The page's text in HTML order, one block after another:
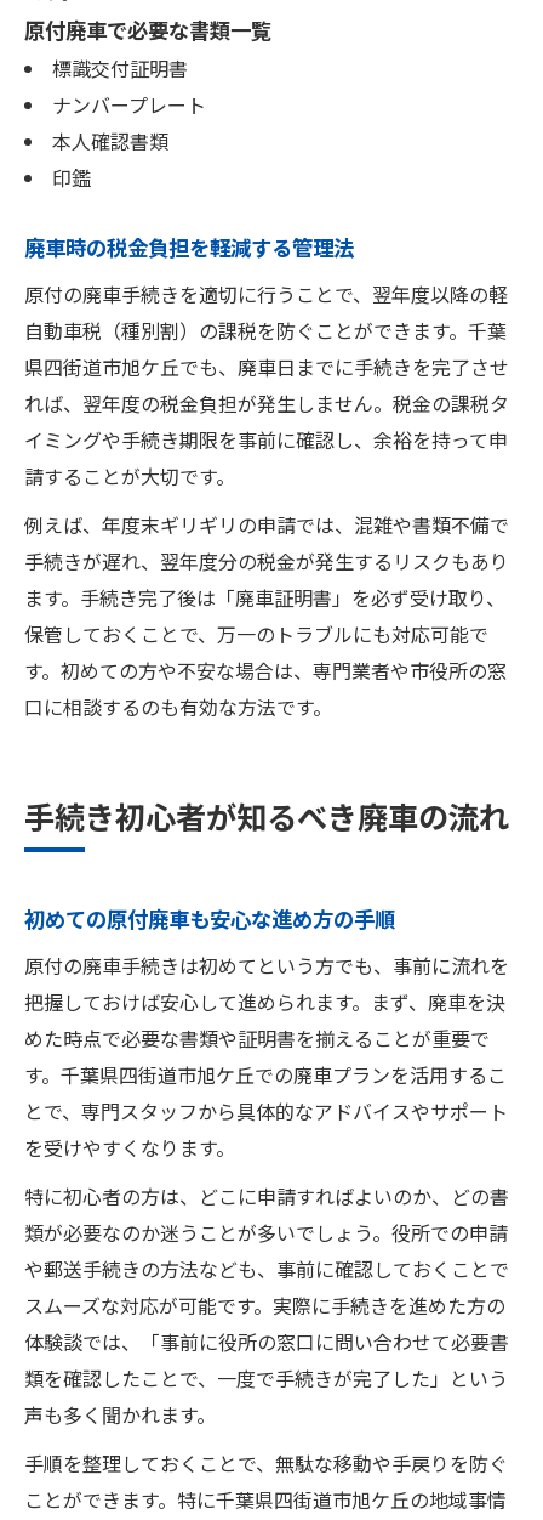
原付廃車で必要な書類一覧
標識交付証明書
ナンバープレート
本人確認書類
印鑑
廃車時の税金負担を軽減する管理法
原付の廃車手続きを適切に行うことで、翌年度以降の軽
自動車税（種別割）の課税を防ぐことができます。千葉
県四街道市旭ケ丘でも、廃車日までに手続きを完了させ
れば、翌年度の税金負担が発生しません。税金の課税タ
イミングや手続き期限を事前に確認し、余裕を持って申
請することが大切です。
例えば、年度末ギリギリの申請では、混雑や書類不備で
手続きが遅れ、翌年度分の税金が発生するリスクもあり
ます。手続き完了後は「廃車証明書」を必ず受け取り、
保管しておくことで、万一のトラブルにも対応可能で
す。初めての方や不安な場合は、専門業者や市役所の窓
口に相談するのも有効な方法です。
手続き初心者が知るべき廃車の流れ
初めての原付廃車も安心な進め方の手順
原付の廃車手続きは初めてという方でも、事前に流れを
把握しておけば安心して進められます。まず、廃車を決
めた時点で必要な書類や証明書を揃えることが重要で
す。千葉県四街道市旭ケ丘での廃車プランを活用するこ
とで、専門スタッフから具体的なアドバイスやサポート
を受けやすくなります。
特に初心者の方は、どこに申請すればよいのか、どの書
類が必要なのか迷うことが多いでしょう。役所での申請
や郵送手続きの方法なども、事前に確認しておくことで
スムーズな対応が可能です。実際に手続きを進めた方の
体験談では、「事前に役所の窓口に問い合わせて必要書
類を確認したことで、一度で手続きが完了した」という
声も多く聞かれます。
手順を整理しておくことで、無駄な移動や手戻りを防ぐ
ことができます。特に千葉県四街道市旭ケ丘の地域事情